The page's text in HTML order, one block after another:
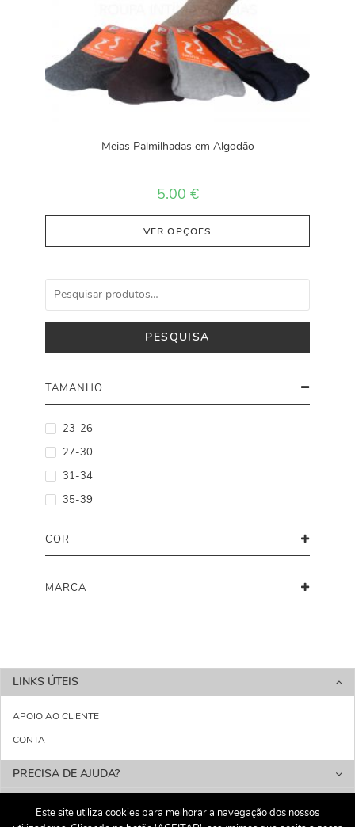
Meias Palmilhadas em Algodão
5.00 €
VER OPÇÕES
PESQUISA
TAMANHO
23-26
27-30
31-34
35-39
COR
MARCA
LINKS ÚTEIS
APOIO AO CLIENTE
CONTA
PRECISA DE AJUDA?
Este site utiliza cookies para melhorar a navegação dos nossos